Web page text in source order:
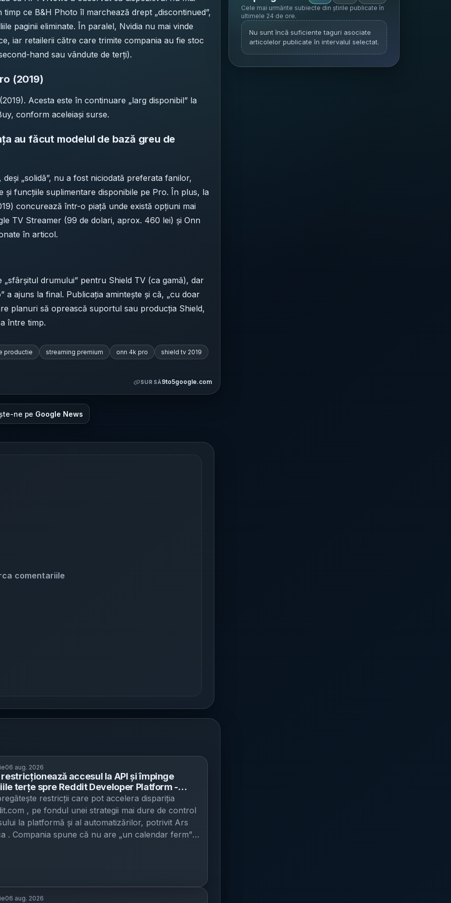
ce B&H Photo îl marchează drept „discontinued”,
paginii eliminate. În paralel, Nvidia nu mai vinde
iar retailerii către care trimite compania au fie stoc
hand sau vândute de terți).
(2019)
Acesta este în continuare „larg disponibil” la
conform aceleiași surse.
au făcut modelul de bază greu de
„solidă”, nu a fost niciodată preferata fanilor,
funcțiile suplimentare disponibile pe Pro. În plus, la
concurează într-o piață unde există opțiuni mai
TV Streamer (99 de dolari, aprox. 460 lei) și Onn
în articol.
drumului” pentru Shield TV (ca gamă), dar
a ajuns la final. Publicația amintește și că, „cu doar
planuri să oprească suportul sau producția Shield,
între timp.
productie streaming premium onn 4k pro shield tv 2019
SURSĂ9to5google.com
ne pe Google News
comentariile
06 aug. 2026
accesul la API și împinge
terțe spre Reddit Developer Platform -
ar putea fi afectat, fără un calendar
restricții care pot accelera dispariția
, pe fondul unei strategii mai dure de control
la platformă și al automatizărilor, potrivit Ars
. Compania spune că nu are „un calendar ferm”,
putem promite că va fi acolo pentru totdeauna”,
06 aug. 2026
Cele mai urmărite subiecte din știrile publicate în
ultimele 24 de ore.
Nu sunt încă suficiente taguri asociate
articolelor publicate în intervalul selectat.